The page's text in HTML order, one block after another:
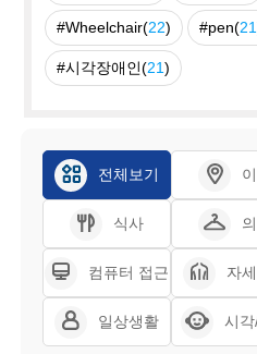
#Wheelchair(22) #pen(21
#시각장애인(21)
전체보기
식사
컴퓨터 접근 자
일상생활 시